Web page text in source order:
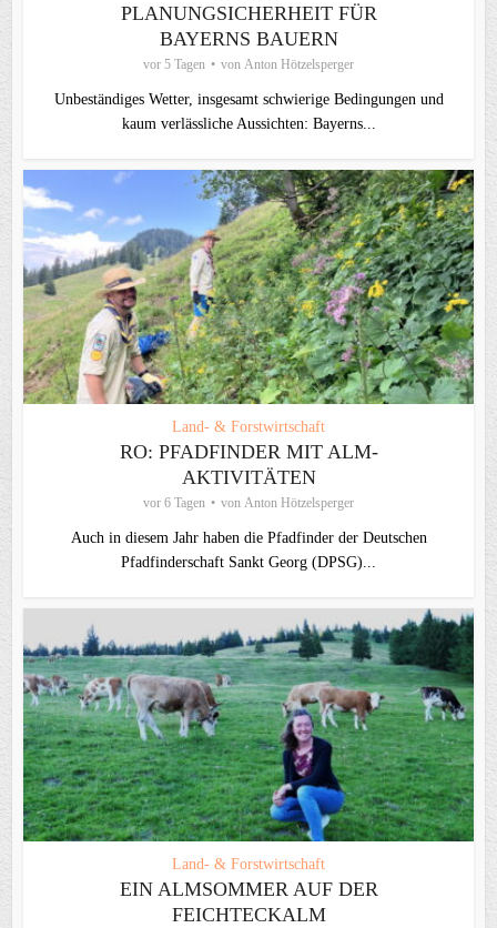
PLANUNGSICHERHEIT FÜR
BAYERNS BAUERN
vor 5 Tagen von Anton Hötzelsperger
Unbeständiges Wetter, insgesamt schwierige Bedingungen und
kaum verlässliche Aussichten: Bayerns...
Land- & Forstwirtschaft
RO: PFADFINDER MIT ALM-
AKTIVITÄTEN
vor 6 Tagen von Anton Hötzelsperger
Auch in diesem Jahr haben die Pfadfinder der Deutschen
Pfadfinderschaft Sankt Georg (DPSG)...
Land- & Forstwirtschaft
EIN ALMSOMMER AUF DER
FEICHTECKALM